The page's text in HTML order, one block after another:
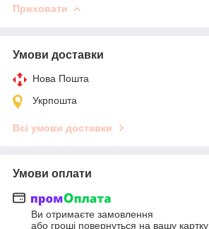
Приховати
Умови доставки
Нова Пошта
Укрпошта
Всі умови доставки
Умови оплати
Ви отримаєте замовлення
або гроші повернуться на вашу картку